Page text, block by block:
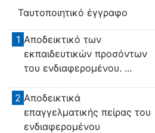
Ταυτοποιητικό έγγραφο
1 Αποδεικτικό των
εκπαιδευτικών προσόντων
του ενδιαφερομένου. ...
2 Αποδεικτικά
επαγγελματικής πείρας του
ενδιαφερομένου